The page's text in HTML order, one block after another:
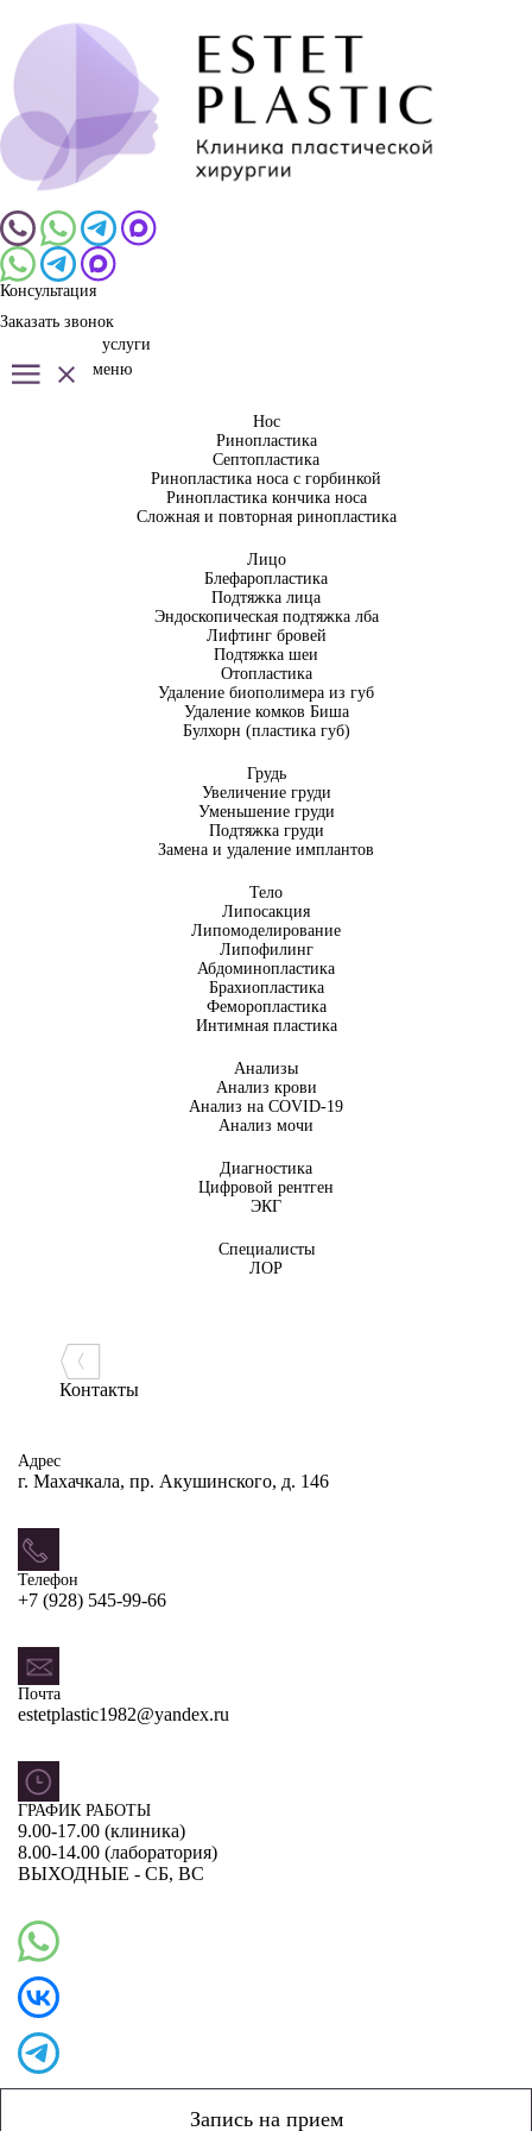
Консультация
Заказать звонок
услуги
меню
Нос
Ринопластика
Септопластика
Ринопластика носа с горбинкой
Ринопластика кончика носа
Сложная и повторная ринопластика
Лицо
Блефаропластика
Подтяжка лица
Эндоскопическая подтяжка лба
Лифтинг бровей
Подтяжка шеи
Отопластика
Удаление биополимера из губ
Удаление комков Биша
Булхорн (пластика губ)
Грудь
Увеличение груди
Уменьшение груди
Подтяжка груди
Замена и удаление имплантов
Тело
Липосакция
Липомоделирование
Липофилинг
Абдоминопластика
Брахиопластика
Феморопластика
Интимная пластика
Анализы
Анализ крови
Анализ на COVID-19
Анализ мочи
Диагностика
Цифровой рентген
ЭКГ
Специалисты
ЛОР
Контакты
Адрес
г. Махачкала, пр. Акушинского, д. 146
Телефон
+7 (928) 545-99-66
Почта
estetplastic1982@yandex.ru
ГРАФИК РАБОТЫ
9.00-17.00 (клиника)
8.00-14.00 (лаборатория)
ВЫХОДНЫЕ - СБ, ВС
Запись на прием